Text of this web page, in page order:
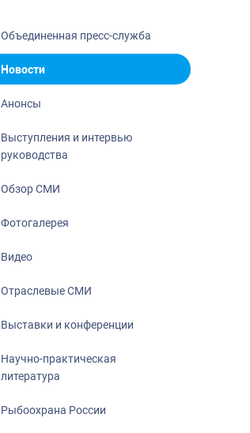
Отраслевые
Выставки и
Рыбоохрана
Большая
Укрепление
События в
Объединенная пресс-служба
Новости
Анонсы
Выступления и интервью
руководства
Обзор СМИ
Фотогалерея
Видео
Отраслевые СМИ
Выставки и конференции
Научно-практическая
литература
Рыбоохрана России